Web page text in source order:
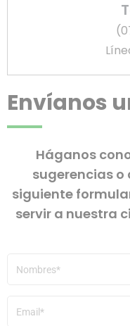
Envíanos
Háganos
sugerencias o
siguiente
servir a nuestra